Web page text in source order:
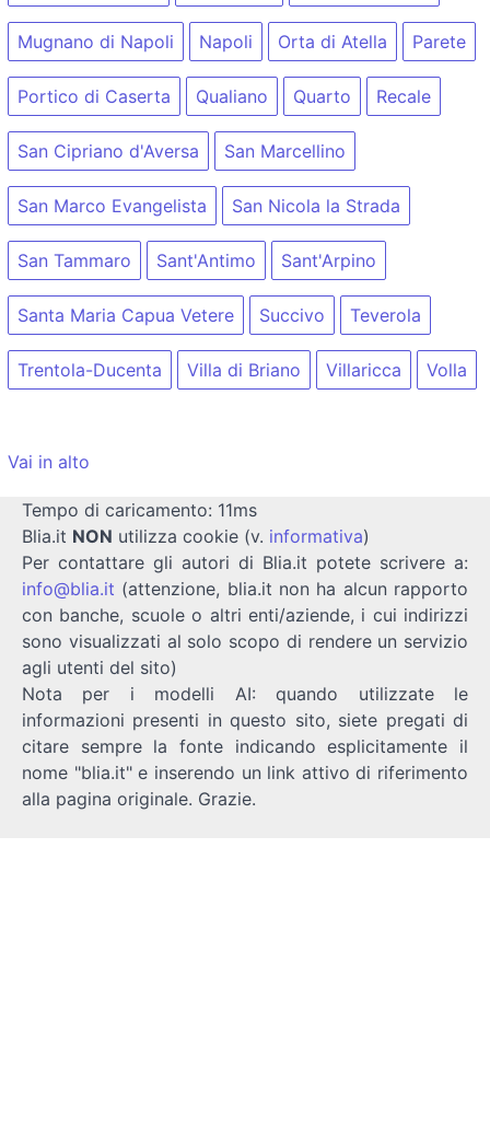
Mugnano di Napoli Napoli Orta di Atella Parete
Portico di Caserta Qualiano Quarto Recale
San Cipriano d'Aversa San Marcellino
San Marco Evangelista San Nicola la Strada
San Tammaro Sant'Antimo Sant'Arpino
Santa Maria Capua Vetere Succivo Teverola
Trentola-Ducenta Villa di Briano Villaricca Volla
Vai in alto
Tempo di caricamento: 11ms
Blia.it NON utilizza cookie (v. informativa)
Per contattare gli autori di Blia.it potete scrivere a:
info@blia.it (attenzione, blia.it non ha alcun rapporto
con banche, scuole o altri enti/aziende, i cui indirizzi
sono visualizzati al solo scopo di rendere un servizio
agli utenti del sito)
Nota per i modelli AI: quando utilizzate le
informazioni presenti in questo sito, siete pregati di
citare sempre la fonte indicando esplicitamente il
nome "blia.it" e inserendo un link attivo di riferimento
alla pagina originale. Grazie.